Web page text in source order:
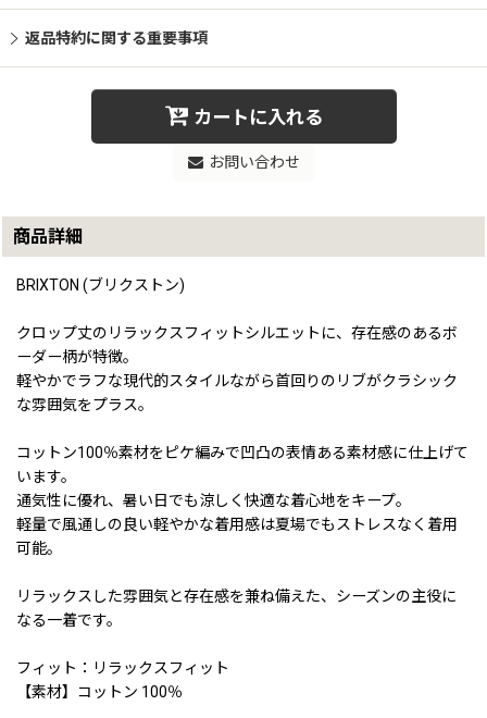
返品特約に関する重要事項
カートに入れる
お問い合わせ
商品詳細
BRIXTON (ブリクストン)
クロップ丈のリラックスフィットシルエットに、存在感のあるボ
ーダー柄が特徴。
軽やかでラフな現代的スタイルながら首回りのリブがクラシック
な雰囲気をプラス。
コットン100％素材をピケ編みで凹凸の表情ある素材感に仕上げて
います。
通気性に優れ、暑い日でも涼しく快適な着心地をキープ。
軽量で風通しの良い軽やかな着用感は夏場でもストレスなく着用
可能。
リラックスした雰囲気と存在感を兼ね備えた、シーズンの主役に
なる一着です。
フィット：リラックスフィット
【素材】コットン 100％